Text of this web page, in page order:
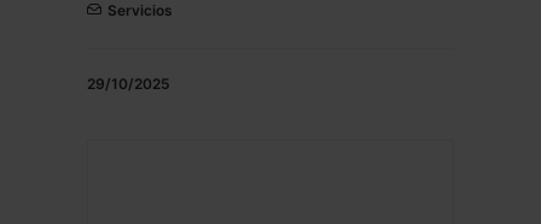
Servicios
29/10/2025